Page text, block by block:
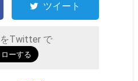
ツイート
Twitter で